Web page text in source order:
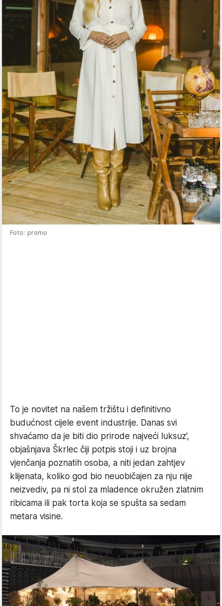
Foto: promo
To je novitet na našem tržištu i definitivno
budućnost cijele event industrije. Danas svi
shvaćamo da je biti dio prirode najveći luksuz’,
objašnjava Škrlec čiji potpis stoji i uz brojna
vjenčanja poznatih osoba, a niti jedan zahtjev
klijenata, koliko god bio neuobičajen za nju nije
neizvediv, pa ni stol za mladence okružen zlatnim
ribicama ili pak torta koja se spušta sa sedam
metara visine.